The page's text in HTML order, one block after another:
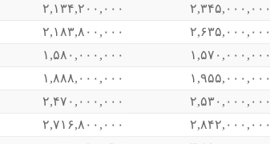
۲,۳۴۵,۰۰۰,۰۰۰
۲,۱۳۴,۲۰۰,۰۰۰
۲,۶۳۵,۰۰۰,۰۰۰
۲,۱۸۳,۸۰۰,۰۰۰
۱,۵۷۰,۰۰۰,۰۰۰
۱,۵۸۰,۰۰۰,۰۰۰
۱,۹۵۵,۰۰۰,۰۰۰
۱,۸۸۸,۰۰۰,۰۰۰
۲,۵۳۰,۰۰۰,۰۰۰
۲,۴۷۰,۰۰۰,۰۰۰
۲,۸۴۲,۰۰۰,۰۰۰
۲,۷۱۶,۸۰۰,۰۰۰